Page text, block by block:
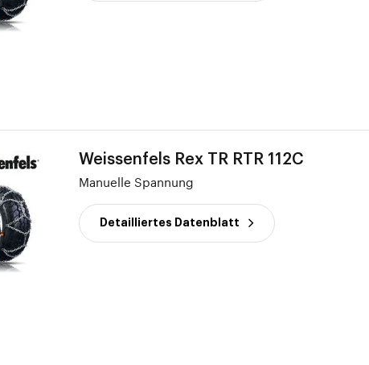
Weissenfels Rex TR RTR 112C
Manuelle Spannung
Detailliertes Datenblatt